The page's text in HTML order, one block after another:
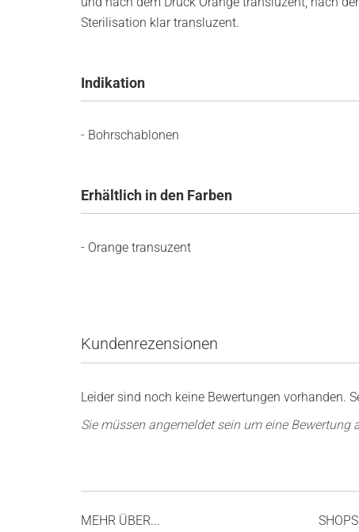
Sterilisation klar transluzent.
Indikation
- Bohrschablonen
Erhältlich in den Farben
- Orange transuzent
Kundenrezensionen
Leider sind noch keine Bewertungen vorhanden.
Sie müssen angemeldet sein um eine Bewertung
MEHR ÜBER...